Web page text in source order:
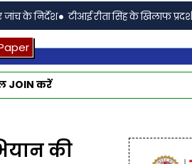
रीता सिंह के खिलाफ प्रदर्शन पर नया मोड़,
JOIN करें
की